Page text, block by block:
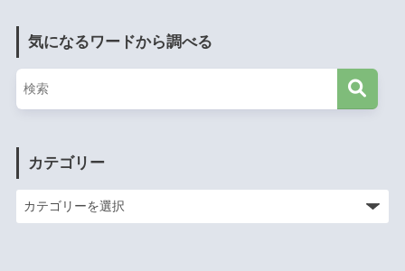
気になるワードから調べる
カテゴリー